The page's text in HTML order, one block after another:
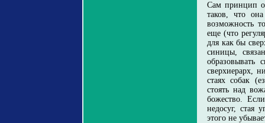
Сам принцип
таков, что
возможность
еще (что
для как бы
синицы,
сверхиерарх,
стаях собак
стоять над
божество.
недосуг, стая
этого не